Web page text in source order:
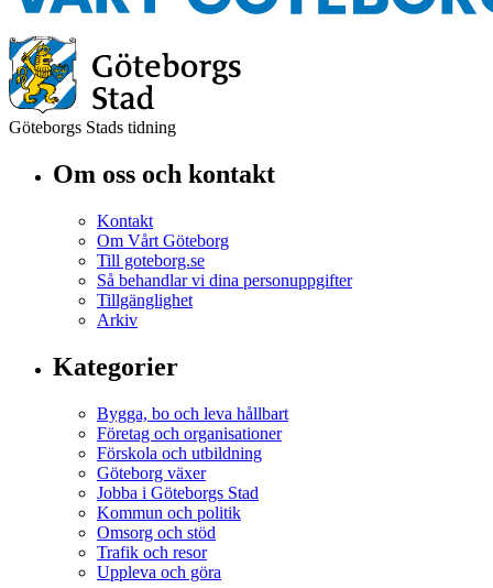
Göteborgs Stads tidning
Om oss och kontakt
Kontakt
Om Vårt Göteborg
Till goteborg.se
Så behandlar vi dina personuppgifter
Tillgänglighet
Arkiv
Kategorier
Bygga, bo och leva hållbart
Företag och organisationer
Förskola och utbildning
Göteborg växer
Jobba i Göteborgs Stad
Kommun och politik
Omsorg och stöd
Trafik och resor
Uppleva och göra